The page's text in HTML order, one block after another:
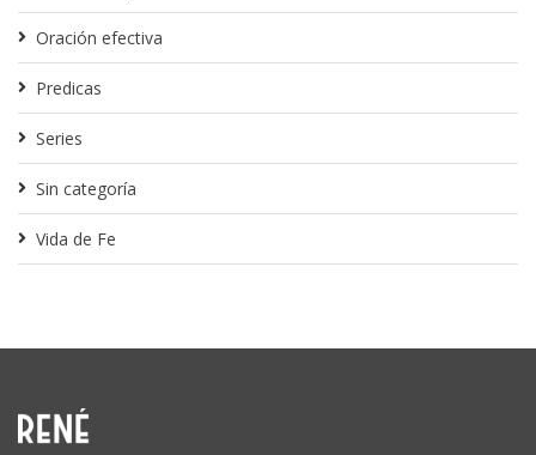
Oración efectiva
Predicas
Series
Sin categoría
Vida de Fe